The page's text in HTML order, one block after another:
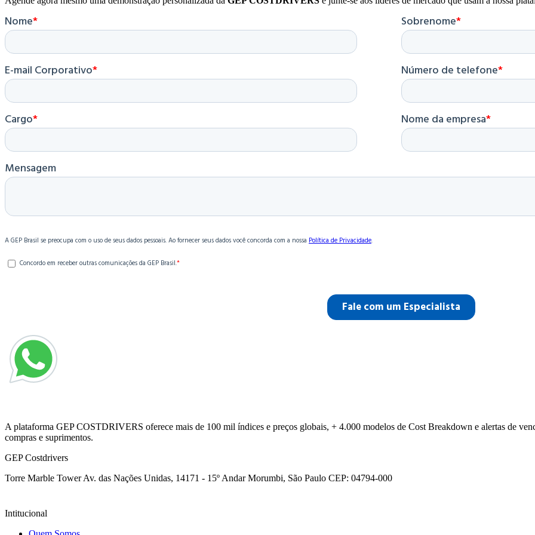
A plataforma GEP COSTDRIVERS oferece mais de 100 mil índices e preços globais, + 4.000 modelos de Cost Breakdown e alertas de
compras e suprimentos.
GEP Costdrivers
Torre Marble Tower Av. das Nações Unidas, 14171 - 15º Andar Morumbi, São Paulo CEP: 04794-000
Intitucional